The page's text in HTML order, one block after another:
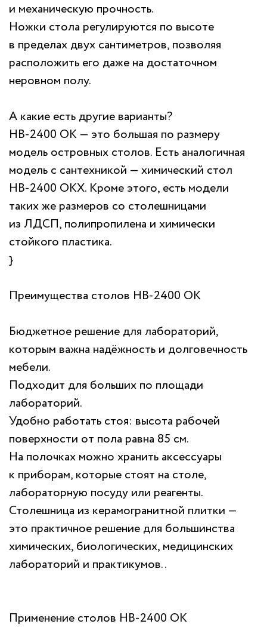
и механическую прочность.
Ножки стола регулируются по высоте
в пределах двух сантиметров, позволяя
расположить его даже на достаточном
неровном полу.
А какие есть другие варианты?
НВ-2400 ОК — это большая по размеру
модель островных столов. Есть аналогичная
модель с сантехникой — химический стол
НВ-2400 ОКХ. Кроме этого, есть модели
таких же размеров со столешницами
из ЛДСП, полипропилена и химически
стойкого пластика.
}
Преимущества столов НВ-2400 ОК
Бюджетное решение для лабораторий,
которым важна надёжность и долговечность
мебели.
Подходит для больших по площади
лабораторий.
Удобно работать стоя: высота рабочей
поверхности от пола равна 85 см.
На полочках можно хранить аксессуары
к приборам, которые стоят на столе,
лабораторную посуду или реагенты.
Столешница из керамогранитной плитки —
это практичное решение для большинства
химических, биологических, медицинских
лабораторий и практикумов..
Применение столов НВ-2400 ОК